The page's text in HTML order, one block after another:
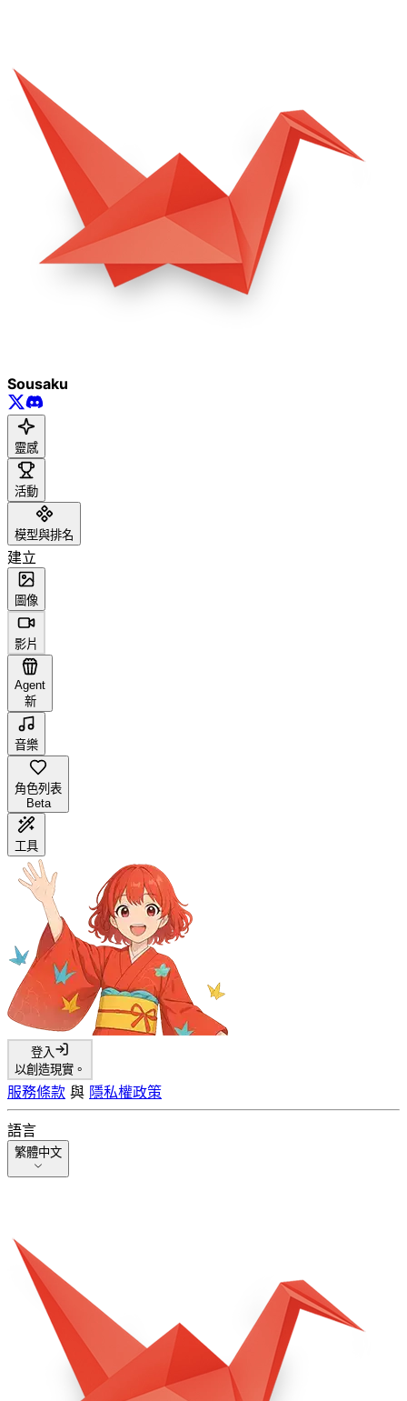
Sousaku
靈感
活動
模型與排名
建立
圖像
影片
Agent
新
音樂
角色列表
Beta
工具
登入
以創造現實。
服務條款 與 隱私權政策
語言
繁體中文